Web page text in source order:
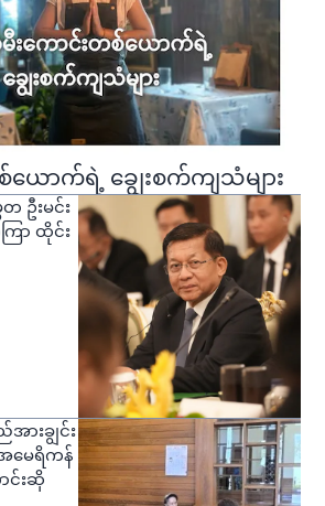
ောက်ရဲ့ ချွေးစက်ကျသံများ
ဦးမင်း
ြာ ထိုင်း
ားချွင်း
မေရိကန်
င်းဆို